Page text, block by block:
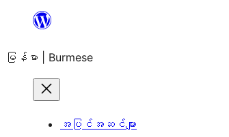
အကြောင်းအရာ
ကျော်သွား
မြန်မာ | Burmese
အပြင်အဆင်များ